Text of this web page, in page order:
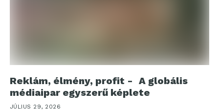
Reklám, élmény, profit - A globális
médiaipar egyszerű képlete
JÚLIUS 29, 2026